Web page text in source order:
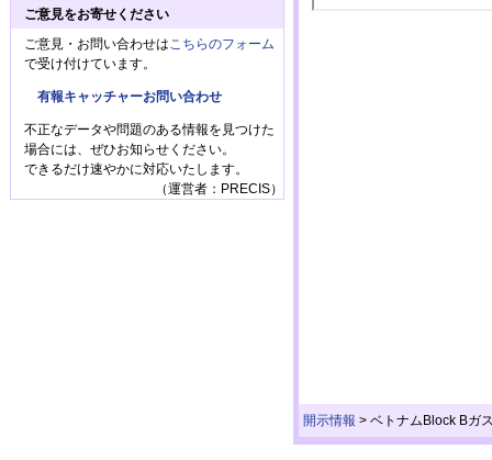
開示情報 > ベトナムBlock Bガ
ご意見をお寄せください
ご意見・お問い合わせは こちらのフォーム
で受け付けています。
有報キャッチャーお問い合わせ
不正なデータや問題のある情報を見つけた
場合には、ぜひお知らせください。
できるだけ速やかに対応いたします。
（運営者：PRECIS）